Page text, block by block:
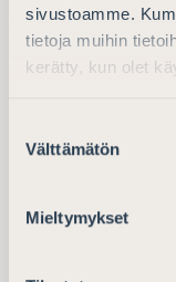
sivustoamme.
tietoja muihin
kerätty, kun olet
valinta
Välttämätön
Mieltymykset